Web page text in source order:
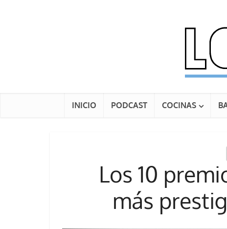
INICIO PODCAST COCINAS
Los 10
más